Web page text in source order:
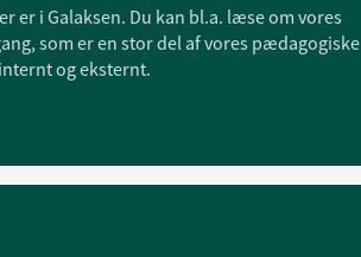
er i Galaksen. Du kan bl.a. læse om vores
som er en stor del af vores pædagogiske
og eksternt.